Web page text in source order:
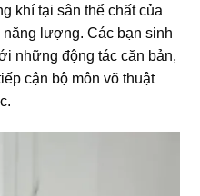
khí tại sân thể chất của
lượng. Các bạn sinh
những động tác căn bản,
cận bộ môn võ thuật